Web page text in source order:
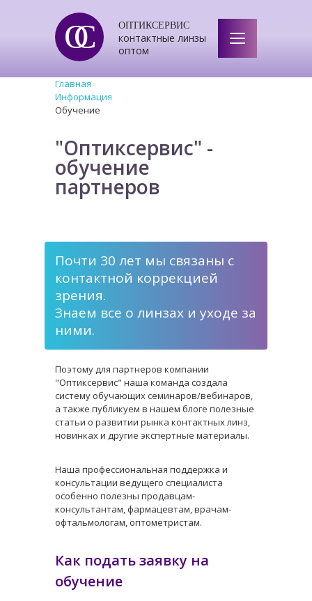
ОС ОПТИКСЕРВИС
контактные линзы
оптом
Главная
Информация
Обучение
"Оптиксервис" -
обучение
партнеров
Почти 30 лет мы связаны с
контактной коррекцией
зрения.
Знаем все о линзах и уходе за
ними.
Поэтому для партнеров компании
"Оптиксервис" наша команда создала
систему обучающих семинаров/вебинаров,
а также публикуем в нашем блоге полезные
статьи о развитии рынка контактных линз,
новинках и другие экспертные материалы.
Наша профессиональная поддержка и
консультации ведущего специалиста
особенно полезны продавцам-
консультантам, фармацевтам, врачам-
офтальмологам, оптометристам.
Как подать заявку на
обучение